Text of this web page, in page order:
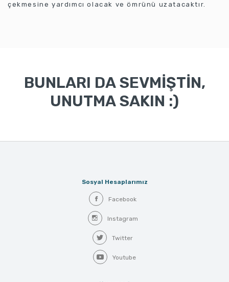
çekmesine yardımcı olacak ve ömrünü uzatacaktır.
BUNLARI DA SEVMİŞTİN,
UNUTMA SAKIN :)
Sosyal Hesaplarımız
Facebook
Instagram
Twitter
Youtube